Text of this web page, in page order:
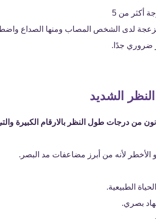
أكثر من 5
لدى الشخص المصاب ومنها الصداع
ضروري جدًا.
الشديد
من درجات طول النظر بالارقام الكبيرة
الأخطر لأنه من أبرز مضاعفات مد البصر.
الطبيعية.
بصري.